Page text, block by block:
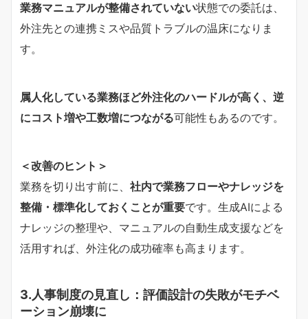
業務マニュアルが整備されていない状態での委託は、
外注先との連携ミスや品質トラブルの温床になりま
す。
属人化している業務ほど外注化のハードルが高く、逆
にコスト増や工数増につながる可能性もあるのです。
＜改善のヒント＞
業務を切り出す前に、 社内で業務フローやナレッジを
整備・標準化しておくことが重要です。生成AIによる
ナレッジの整理や、マニュアルの自動生成支援などを
活用すれば、外注化の成功確率も高まります。
3.人事制度の見直し：評価設計の失敗がモチベ
ーション崩壊に